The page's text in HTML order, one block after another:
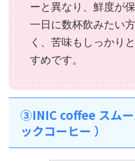
ーと異なり、鮮度が
一日に数杯飲みたい
く、苦味もしっかり
すめです。
③INIC coffee スムー
ックコーヒー ）